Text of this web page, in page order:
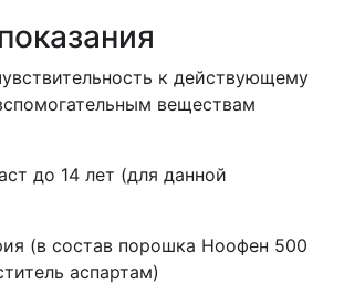
к действующему
веществам
до 14 лет (для данной
(в состав порошка Ноофен 500
аспартам)